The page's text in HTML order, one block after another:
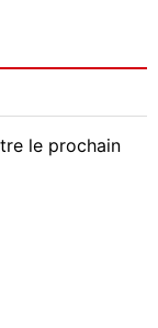
le prochain